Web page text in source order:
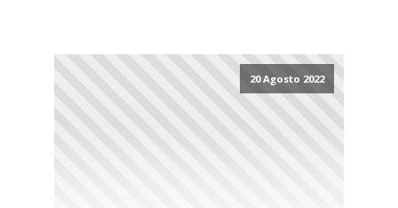
20 Agosto 2022